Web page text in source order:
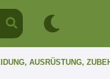
AUSRÜSTUNG,